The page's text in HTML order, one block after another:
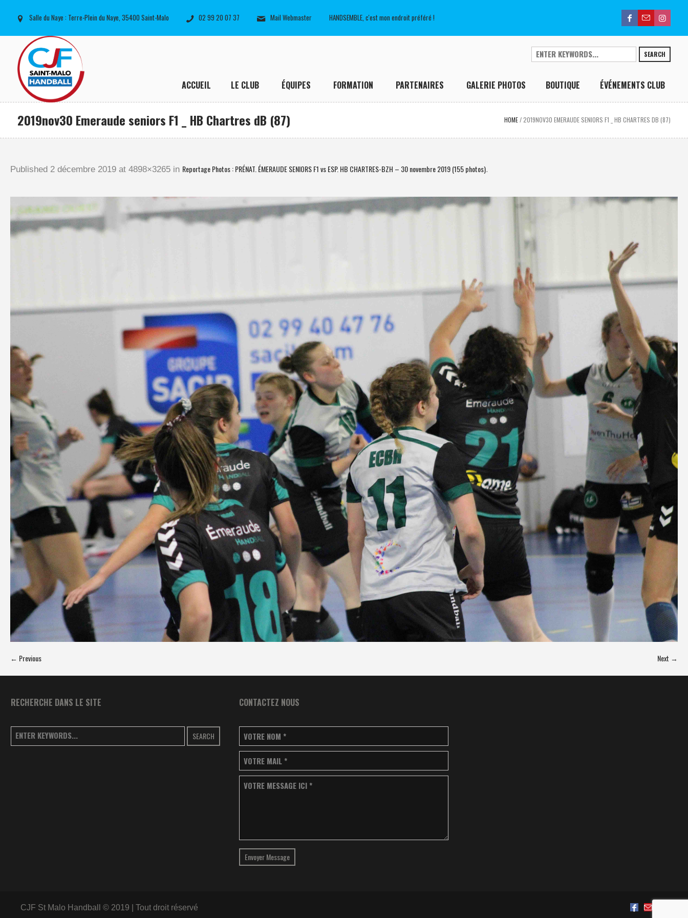
Salle du Naye : Terre-Plein du Naye, 35400 Saint-Malo 02 99 20 07 37 Mail Webmaster HANDSEMBLE, c'est mon endroit préféré !
SEARCH
ACCUEIL LE CLUB ÉQUIPES FORMATION PARTENAIRES GALERIE PHOTOS BOUTIQUE ÉVÉNEMENTS CLUB
2019nov30 Emeraude seniors F1 _ HB Chartres dB (87) HOME /2019NOV30 EMERAUDE SENIORS F1 _ HB CHARTRES DB (87)
Published 2 décembre 2019 at 4898×3265 in Reportage Photos : PRÉNAT. ÉMERAUDE SENIORS F1 vs ESP. HB CHARTRES-BZH – 30 novembre 2019 (155 photos).
← Previous Next →
RECHERCHE DANS LE SITE
SEARCH
CONTACTEZ NOUS
VOTRE NOM *
VOTRE MAIL *
VOTRE MESSAGE ICI *
Envoyer Message
CJF St Malo Handball © 2019 | Tout droit réservé